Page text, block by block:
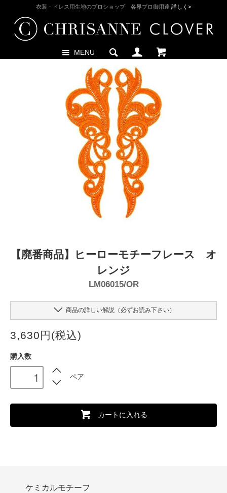
衣装・ドレス用生地のプロショップ 各界プロ御用達 詳しく>
MENU
【廃番商品】ヒーローモチーフレース オ
レンジ
LM06015/OR
商品の詳しい解説（必ずお読み下さい）
3,630円(税込)
購入数
ペア
カートに入れる
ケミカルモチーフ